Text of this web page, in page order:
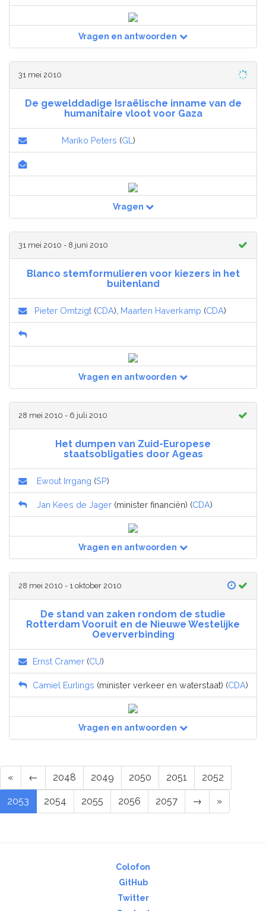
Vragen en antwoorden
31 mei 2010
De gewelddadige Israëlische inname van de
humanitaire vloot voor Gaza
Mariko Peters (GL )
Vragen
31 mei 2010 - 8 juni 2010
Blanco stemformulieren voor kiezers in het
buitenland
Pieter Omtzigt (CDA), Maarten Haverkamp (CDA)
Vragen en antwoorden
28 mei 2010 - 6 juli 2010
Het dumpen van Zuid-Europese
staatsobligaties door Ageas
Ewout Irrgang (SP)
Jan Kees de Jager (minister financiën) (CDA)
Vragen en antwoorden
28 mei 2010 - 1 oktober 2010
De stand van zaken rondom de studie
Rotterdam Vooruit en de Nieuwe Westelijke
Oeververbinding
Ernst Cramer (CU)
Camiel Eurlings (minister verkeer en waterstaat) (CDA)
Vragen en antwoorden
« ← 2048 2049 2050 2051 2052
2053 2054 2055 2056 2057 → »
Colofon
GitHub
Twitter